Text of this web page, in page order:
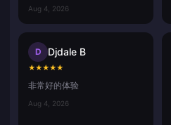
Aug 4, 2026
D Djdale B
★★★★★
非常好的体验
Aug 4, 2026